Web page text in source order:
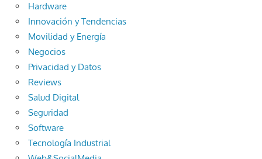
Hardware
Innovación y Tendencias
Movilidad y Energía
Negocios
Privacidad y Datos
Reviews
Salud Digital
Seguridad
Software
Tecnología Industrial